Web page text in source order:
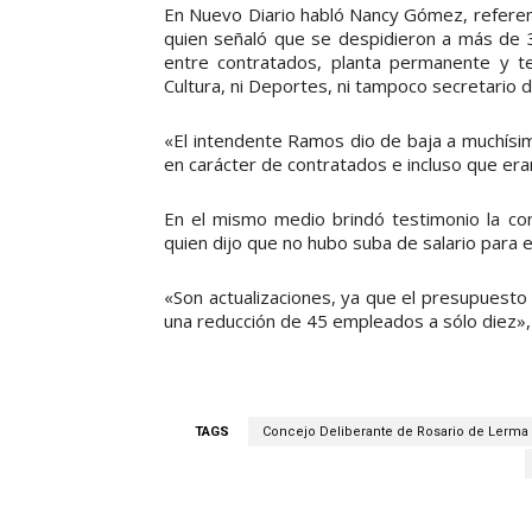
En Nuevo Diario habló Nancy Gómez,
quien señaló que se despidieron a más de
entre contratados, planta permanente y
Cultura, ni Deportes, ni tampoco secretario
«El intendente Ramos dio de baja a
en carácter de contratados e incluso que
En el mismo medio brindó testimonio la
quien dijo que no hubo suba de salario para
«Son actualizaciones, ya que el
una reducción de 45 empleados a sólo
TAGS Concejo Deliberante de Rosario de Lerma